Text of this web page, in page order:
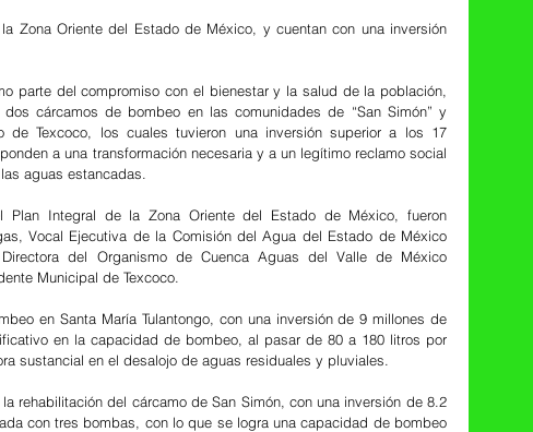
Zona Oriente del Estado de México, y cuentan con una inversión
parte del compromiso con el bienestar y la salud de la población,
cárcamos de bombeo en las comunidades de “San Simón” y
de Texcoco, los cuales tuvieron una inversión superior a los 17
a una transformación necesaria y a un legítimo reclamo social
aguas estancadas.
Plan Integral de la Zona Oriente del Estado de México, fueron
Vocal Ejecutiva de la Comisión del Agua del Estado de México
del Organismo de Cuenca Aguas del Valle de México
Municipal de Texcoco.
en Santa María Tulantongo, con una inversión de 9 millones de
en la capacidad de bombeo, al pasar de 80 a 180 litros por
sustancial en el desalojo de aguas residuales y pluviales.
rehabilitación del cárcamo de San Simón, con una inversión de 8.2
con tres bombas, con lo que se logra una capacidad de bombeo